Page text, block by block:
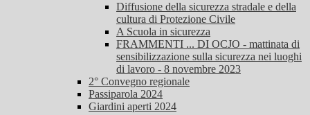
Diffusione della sicurezza stradale e della
cultura di Protezione Civile
A Scuola in sicurezza
FRAMMENTI ... DI OCJO - mattinata di
sensibilizzazione sulla sicurezza nei luoghi
di lavoro - 8 novembre 2023
2° Convegno regionale
Passiparola 2024
Giardini aperti 2024